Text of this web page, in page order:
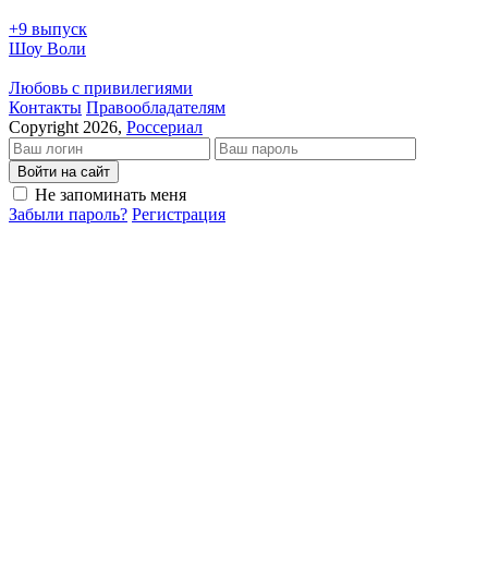
+9 выпуск
Шоу Воли
Любовь с привилегиями
Кон­так­ты Пра­во­об­ла­да­те­лям
Copyright 2026, Россериал
Войти на сайт
Не запоминать меня
Забыли пароль? Регистрация